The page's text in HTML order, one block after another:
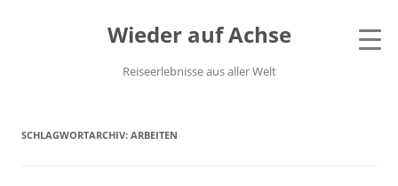
Wieder auf Achse
Reiseerlebnisse aus aller Welt
SCHLAGWORTARCHIV: ARBEITEN